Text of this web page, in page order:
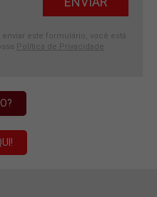
este formulário, você está
Política de Privacidade